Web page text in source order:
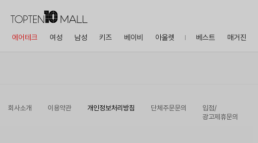
에어테크 여성 남성 키즈 베이비 아울렛 베스트 매거진
회사소개 이용약관 개인정보처리방침 단체주문문의
입점/
광고제휴문의